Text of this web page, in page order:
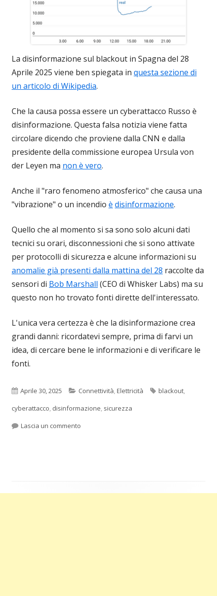
La disinformazione sul blackout in Spagna del 28
Aprile 2025 viene ben spiegata in questa sezione di
un articolo di Wikipedia.
Che la causa possa essere un cyberattacco Russo è
disinformazione. Questa falsa notizia viene fatta
circolare dicendo che proviene dalla CNN e dalla
presidente della commissione europea Ursula von
der Leyen ma non è vero.
Anche il "raro fenomeno atmosferico" che causa una
"vibrazione" o un incendio è disinformazione.
Quello che al momento si sa sono solo alcuni dati
tecnici su orari, disconnessioni che si sono attivate
per protocolli di sicurezza e alcune informazioni su
anomalie già presenti dalla mattina del 28 raccolte da
sensori di Bob Marshall (CEO di Whisker Labs) ma su
questo non ho trovato fonti dirette dell'interessato.
L'unica vera certezza è che la disinformazione crea
grandi danni: ricordatevi sempre, prima di farvi un
idea, di cercare bene le informazioni e di verificare le
fonti.
Pubblicato
Aprile 30, 2025 Categorie
Connettività,Elettricità Tag
blackout,
cyberattacco, disinformazione, sicurezza
Lascia un commento